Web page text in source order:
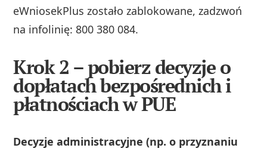
eWniosekPlus zostało zablokowane, zadzwoń
na infolinię: 800 380 084.
Krok 2 – pobierz decyzje o
dopłatach bezpośrednich i
płatnościach w PUE
Decyzje administracyjne (np. o przyznaniu